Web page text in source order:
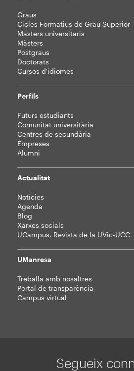
Mapa
web
Graus
Cicles Formatius de Grau Superior
Màsters universitaris
Màsters
Postgraus
Doctorats
Cursos d'idiomes
Perfils
Futurs estudiants
Comunitat universitària
Centres de secundària
Empreses
Alumni
Actualitat
Notícies
Agenda
Blog
Xarxes socials
UCampus. Revista de la UVic-UCC
UManresa
Treballa amb nosaltres
Portal de transparència
Campus virtual
Segueix